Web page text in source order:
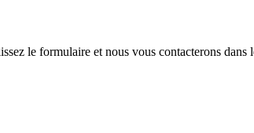
le formulaire et nous vous contacterons dans